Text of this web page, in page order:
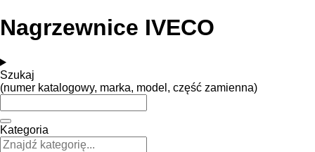
Nagrzewnice IVECO
Szukaj
(numer katalogowy, marka, model, część zamienna)
Kategoria